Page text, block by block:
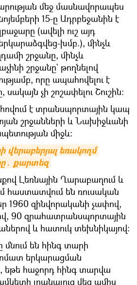
մեջ մասնավորապես
15-ը Ադրբեջանին է
(ավելի ուշ այդ
խմբ.), մինչև
շրջանը, մինչև
շրջանը` թողնելով
որը ապահովելու է
չի շոշափելու Շուշին։
է տրանսպորտային կապ
շրջանների և Նախիջևանի
միջև։
եռակողմ
քարտեզ
Լեռնային Ղարաբաղում և
հաստատվում են ռուսական
1960 զինվորականի չափով,
90 զրահատրանսպորտային
և հատուկ տեխնիկայով։
են հինգ տարի
երկարացման
եթե հաջորդ հինգ տարվա
լրանալուց վեց ամիս